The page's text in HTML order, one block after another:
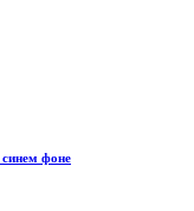
синем фоне